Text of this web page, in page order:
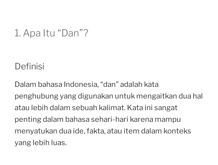
1. Apa Itu “Dan”?
Definisi
Dalam bahasa Indonesia, “dan” adalah kata
penghubung yang digunakan untuk mengaitkan dua hal
atau lebih dalam sebuah kalimat. Kata ini sangat
penting dalam bahasa sehari-hari karena mampu
menyatukan dua ide, fakta, atau item dalam konteks
yang lebih luas.